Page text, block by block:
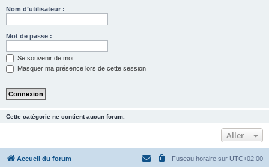
Nom d’utilisateur :
Mot de passe :
Se souvenir de moi
Masquer ma présence lors de cette session
Cette catégorie ne contient aucun forum.
Aller
Accueil du forum Fuseau horaire sur UTC+02:00